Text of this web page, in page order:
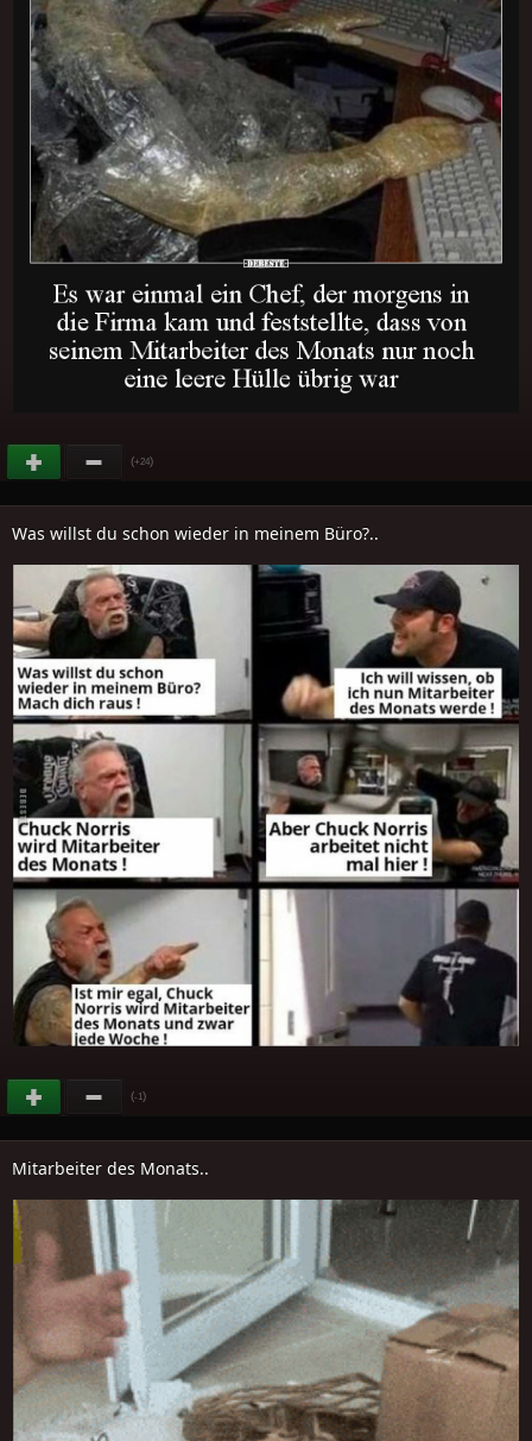
(+24)
Was willst du schon wieder in meinem Büro?..
(-1)
Mitarbeiter des Monats..